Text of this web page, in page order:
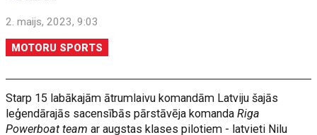
2. maijs, 2023, 9:03
MOTORU SPORTS
Starp 15 labākajām ātrumlaivu komandām Latviju šajās
leģendārajās sacensībās pārstāvēja komandaRiga
Powerboat teamar augstas klases pilotiem - latvieti Nilu